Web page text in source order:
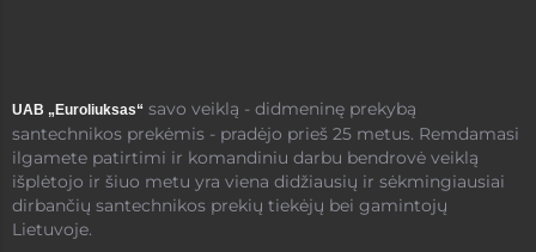
UAB „Euroliuksas“ savo veiklą - didmeninę prekybą
santechnikos prekėmis - pradėjo prieš 25 metus. Remdamasi
ilgamete patirtimi ir komandiniu darbu bendrovė veiklą
išplėtojo ir šiuo metu yra viena didžiausių ir sėkmingiausiai
dirbančių santechnikos prekių tiekėjų bei gamintojų
Lietuvoje.